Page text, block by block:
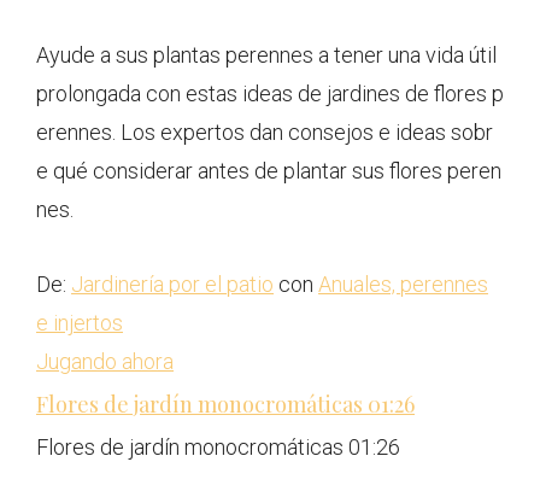
Ayude a sus plantas perennes a tener una vida útil
prolongada con estas ideas de jardines de flores p
erennes. Los expertos dan consejos e ideas sobr
e qué considerar antes de plantar sus flores peren
nes.
De: Jardinería por el patio con Anuales, perennes
e injertos
Jugando ahora
Flores de jardín monocromáticas 01:26
Flores de jardín monocromáticas 01:26